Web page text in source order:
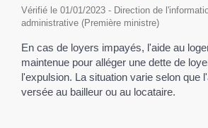
Vérifié le 01/01/2023 - Direction de
administrative (Première ministre)
En cas de loyers impayés, l'aide au
maintenue pour alléger une dette de
l'expulsion. La situation varie selon que
versée au bailleur ou au locataire.